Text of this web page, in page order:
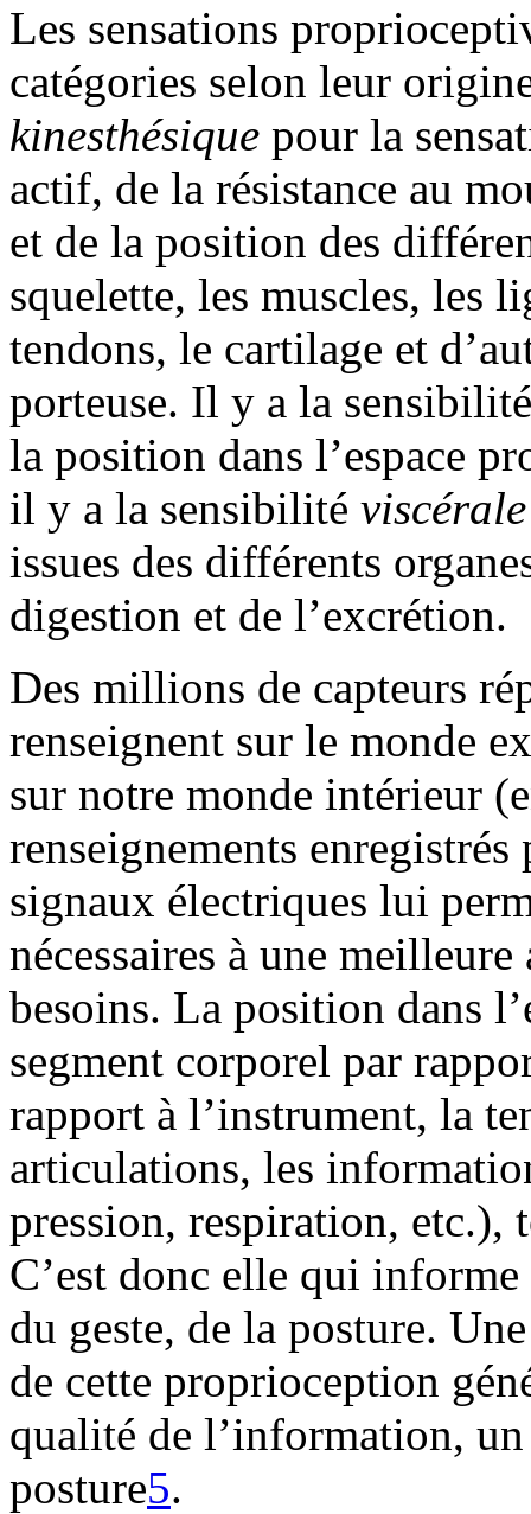
Les sensations
catégories selon leur
kinesthésique pour la
actif, de la résistance au
et de la position des
squelette, les muscles, les
tendons, le cartilage et
porteuse. Il y a la
la position dans l’espace
il y a la sensibilité
issues des différents
digestion et de l’excrétion.
Des millions de capteurs
renseignent sur le monde
sur notre monde intérieur
renseignements
signaux électriques lui
nécessaires à une
besoins. La position dans
segment corporel par
rapport à l’instrument, la
articulations, les
pression, respiration, etc.),
C’est donc elle qui
du geste, de la posture.
de cette proprioception
qualité de l’information,
posture5.